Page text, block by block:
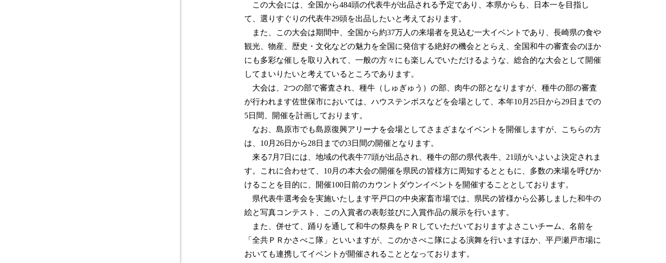
この大会には、全国から484頭の代表牛が出品される予定であり、本県からも、日本一を目指し
て、選りすぐりの代表牛29頭を出品したいと考えております。
また、この大会は期間中、全国から約37万人の来場者を見込む一大イベントであり、長崎県の食や
観光、物産、歴史・文化などの魅力を全国に発信する絶好の機会ととらえ、全国和牛の審査会のほか
にも多彩な催しを取り入れて、一般の方々にも楽しんでいただけるような、総合的な大会として開催
してまいりたいと考えているところであります。
大会は、2つの部で審査され、種牛（しゅぎゅう）の部、肉牛の部となりますが、種牛の部の審査
が行われます佐世保市においては、ハウステンボスなどを会場として、本年10月25日から29日までの
5日間、開催を計画しております。
なお、島原市でも島原復興アリーナを会場としてさまざまなイベントを開催しますが、こちらの方
は、10月26日から28日までの3日間の開催となります。
来る7月7日には、地域の代表牛77頭が出品され、種牛の部の県代表牛、21頭がいよいよ決定されま
す。これに合わせて、10月の本大会の開催を県民の皆様方に周知するとともに、多数の来場を呼びか
けることを目的に、開催100日前のカウントダウンイベントを開催することとしております。
県代表牛選考会を実施いたします平戸口の中央家畜市場では、県民の皆様から公募しました和牛の
絵と写真コンテスト、この入賞者の表彰並びに入賞作品の展示を行います。
また、併せて、踊りを通して和牛の祭典をＰＲしていただいておりますよさこいチーム、名前を
「全共ＰＲかさべこ隊」といいますが、このかさべこ隊による演舞を行いますほか、平戸瀬戸市場に
おいても連携してイベントが開催されることとなっております。